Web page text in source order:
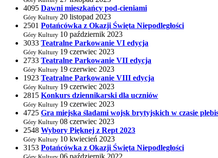
4095 Dawni mieszkańcy pod-cieniami
Góry Kultury 20 listopad 2023
2501 Potańcówka z Okazji Święta Niepodległości
Góry Kultury 10 październik 2023
3033 Teatralne Parkowanie VI edycja
Góry Kultury 19 czerwiec 2023
2733 Teatralne Parkowanie VII edycja
Góry Kultury 19 czerwiec 2023
1923 Teatralne Parkowanie VIII edycja
Góry Kultury 19 czerwiec 2023
2815 Konkurs dziennikarski dla uczniów
Góry Kultury 19 czerwiec 2023
4725 Gra miejska śladami wojsk brytyjskich w czasie
Góry Kultury 08 czerwiec 2023
2548 Wybory Pięknej z Rept 2023
Góry Kultury 10 kwiecień 2023
3153 Potańcówka z Okazji Święta Niepodległości
06 październik 2022